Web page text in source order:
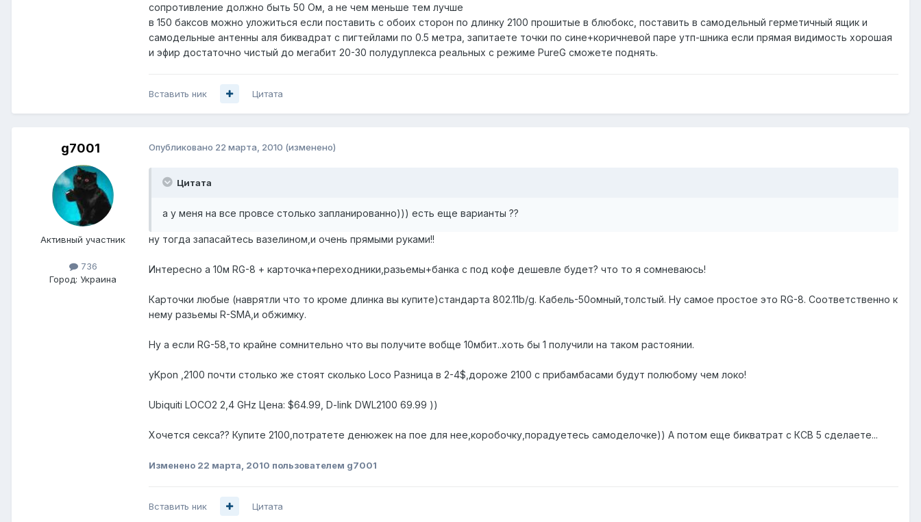
сопротивление должно быть 50 Ом, а не чем меньше тем лучше
в 150 баксов можно уложиться если поставить с обоих сторон по длинку 2100 прошитые в блюбокс, поставить в самодельный герметичный ящик и
самодельные антенны аля биквадрат с пигтейлами по 0.5 метра, запитаете точки по сине+коричневой паре утп-шника если прямая видимость хорошая
и эфир достаточно чистый до мегабит 20-30 полудуплекса реальных с режиме PureG сможете поднять.
Вставить ник Цитата
g7001
Активный участник
736
Город: Украина
Опубликовано 22 марта, 2010 (изменено)
Цитата
а у меня на все провсе столько запланированно))) есть еще варианты ??
ну тогда запасайтесь вазелином,и очень прямыми руками!!
Интересно а 10м RG-8 + карточка+переходники,разьемы+банка с под кофе дешевле будет? что то я сомневаюсь!
Карточки любые (наврятли что то кроме длинка вы купите)стандарта 802.11b/g. Кабель-50омный,толстый. Ну самое простое это RG-8. Соответственно к
нему разьемы R-SMA,и обжимку.
Ну а если RG-58,то крайне сомнительно что вы получите вобще 10мбит..хоть бы 1 получили на таком растоянии.
yKpon ,2100 почти столько же стоят сколько Loco Разница в 2-4$,дороже 2100 с прибамбасами будут полюбому чем локо!
Ubiquiti LOCO2 2,4 GHz Цена: $64.99, D-link DWL2100 69.99 ))
Хочется секса?? Купите 2100,потратете денюжек на пое для нее,коробочку,порадуетесь самоделочке)) А потом еще бикватрат с КСВ 5 сделаете...
Изменено 22 марта, 2010 пользователем g7001
Вставить ник Цитата